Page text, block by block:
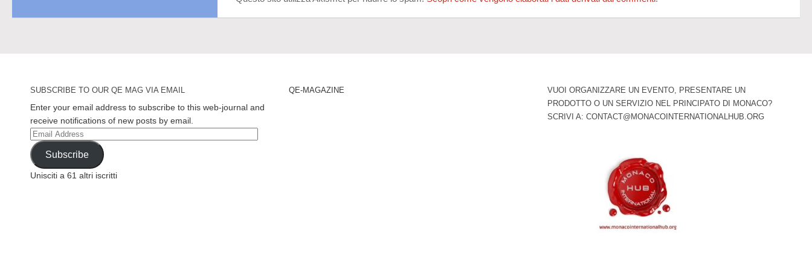
SUBSCRIBE TO OUR QE MAG VIA EMAIL
Enter your email address to subscribe to this web-journal and
receive notifications of new posts by email.
Email
Address
Subscribe
Unisciti a 61 altri iscritti
QE-MAGAZINE
VUOI ORGANIZZARE UN EVENTO, PRESENTARE UN
PRODOTTO O UN SERVIZIO NEL PRINCIPATO DI MONACO?
SCRIVI A: CONTACT@MONACOINTERNATIONALHUB.ORG